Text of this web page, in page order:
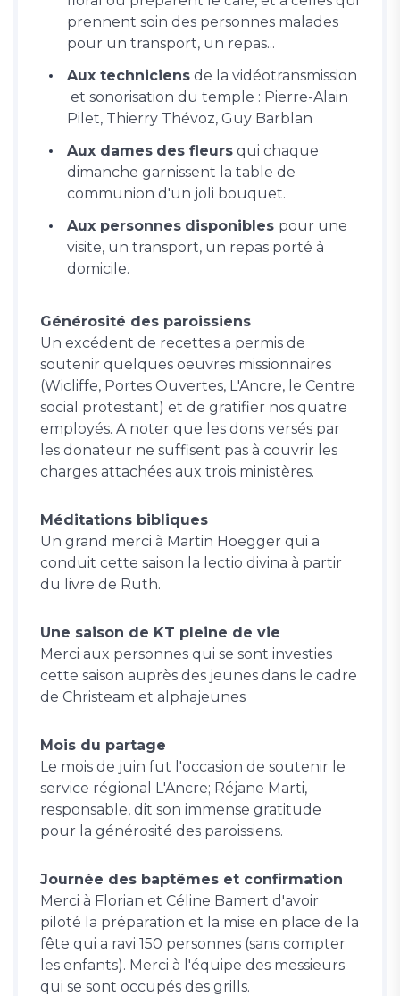
prennent soin des personnes malades
pour un transport, un repas...
Aux techniciens de la vidéotransmission
et sonorisation du temple : Pierre-Alain
Pilet, Thierry Thévoz, Guy Barblan
Aux dames des fleurs qui chaque
dimanche garnissent la table de
communion d'un joli bouquet.
Aux personnes disponibles pour une
visite, un transport, un repas porté à
domicile.
Générosité des paroissiens
Un excédent de recettes a permis de
soutenir quelques oeuvres missionnaires
(Wicliffe, Portes Ouvertes, L'Ancre, le Centre
social protestant) et de gratifier nos quatre
employés. A noter que les dons versés par
les donateur ne suffisent pas à couvrir les
charges attachées aux trois ministères.
Méditations bibliques
Un grand merci à Martin Hoegger qui a
conduit cette saison la lectio divina à partir
du livre de Ruth.
Une saison de KT pleine de vie
Merci aux personnes qui se sont investies
cette saison auprès des jeunes dans le cadre
de Christeam et alphajeunes
Mois du partage
Le mois de juin fut l'occasion de soutenir le
service régional L'Ancre; Réjane Marti,
responsable, dit son immense gratitude
pour la générosité des paroissiens.
Journée des baptêmes et confirmation
Merci à Florian et Céline Bamert d'avoir
piloté la préparation et la mise en place de la
fête qui a ravi 150 personnes (sans compter
les enfants). Merci à l'équipe des messieurs
qui se sont occupés des grills.